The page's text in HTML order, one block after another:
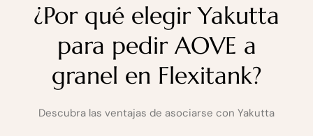
¿Por qué elegir Yakutta
para pedir AOVE a
granel en Flexitank?
Descubra las ventajas de asociarse con Yakutta